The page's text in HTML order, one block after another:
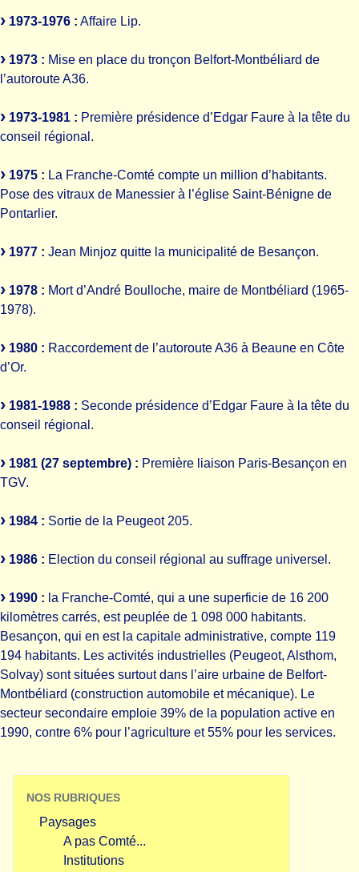
1973-1976 : Affaire Lip.
1973 : Mise en place du tronçon Belfort-Montbéliard de
l’autoroute A36.
1973-1981 : Première présidence d’Edgar Faure à la tête du
conseil régional.
1975 : La Franche-Comté compte un million d’habitants.
Pose des vitraux de Manessier à l’église Saint-Bénigne de
Pontarlier.
1977 : Jean Minjoz quitte la municipalité de Besançon.
1978 : Mort d’André Boulloche, maire de Montbéliard (1965-
1978).
1980 : Raccordement de l’autoroute A36 à Beaune en Côte
d’Or.
1981-1988 : Seconde présidence d’Edgar Faure à la tête du
conseil régional.
1981 (27 septembre) : Première liaison Paris-Besançon en
TGV.
1984 : Sortie de la Peugeot 205.
1986 : Election du conseil régional au suffrage universel.
1990 : la Franche-Comté, qui a une superficie de 16 200
kilomètres carrés, est peuplée de 1 098 000 habitants.
Besançon, qui en est la capitale administrative, compte 119
194 habitants. Les activités industrielles (Peugeot, Alsthom,
Solvay) sont situées surtout dans l’aire urbaine de Belfort-
Montbéliard (construction automobile et mécanique). Le
secteur secondaire emploie 39% de la population active en
1990, contre 6% pour l’agriculture et 55% pour les services.
NOS RUBRIQUES
Paysages
A pas Comté...
Institutions